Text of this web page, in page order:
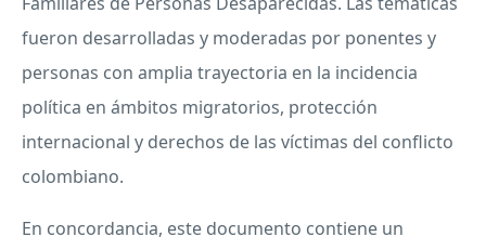
fueron desarrolladas y moderadas por ponentes y
personas con amplia trayectoria en la incidencia
política en ámbitos migratorios, protección
internacional y derechos de las víctimas del conflicto
colombiano.
En concordancia, este documento contiene un